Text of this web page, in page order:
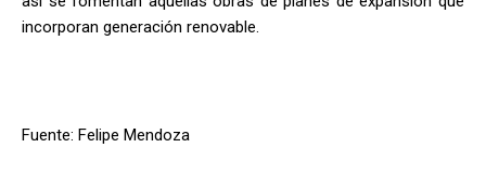
incorporan generación renovable.
Fuente: Felipe Mendoza